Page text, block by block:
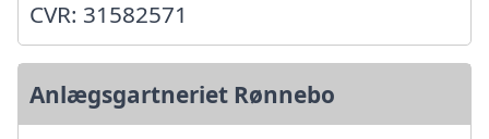
CVR: 31582571
Anlægsgartneriet Rønnebo